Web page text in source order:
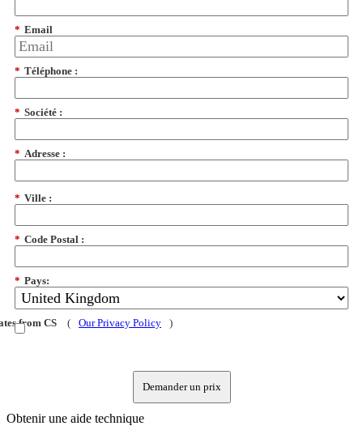
* Email
* Téléphone :
* Société :
* Adresse :
* Ville :
* Code Postal :
* Pays:
from CS ( Our Privacy Policy )
Demander un prix
Obtenir une aide technique